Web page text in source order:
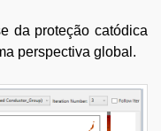
da proteção catódica
perspectiva global.